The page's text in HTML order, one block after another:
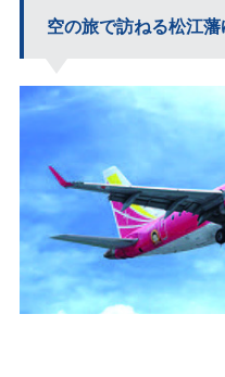
空の旅で訪ねる松江